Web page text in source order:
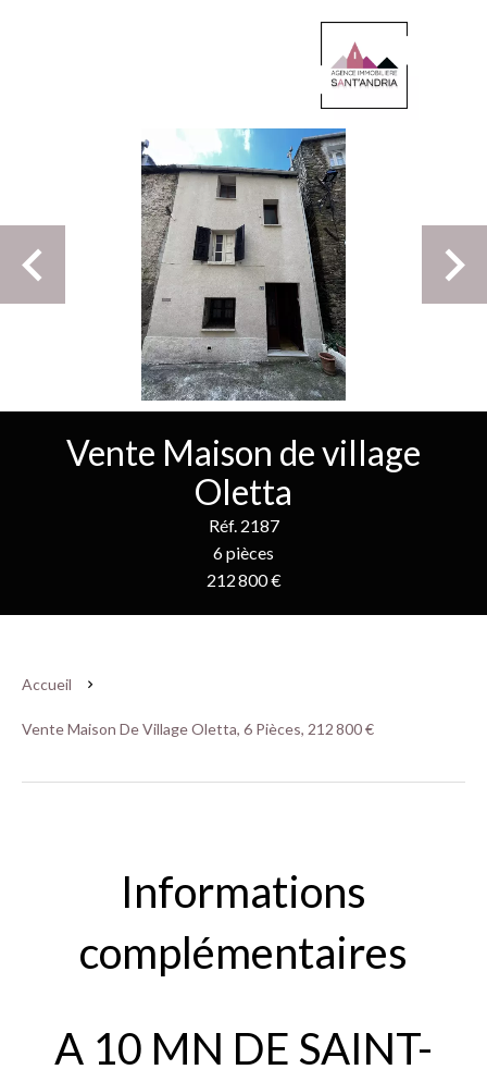
Vente Maison de village
Oletta
Réf. 2187
6 pièces
212 800 €
Accueil
Vente Maison De Village Oletta, 6 Pièces, 212 800 €
Informations
complémentaires
A 10 MN DE SAINT-